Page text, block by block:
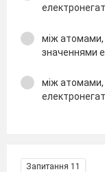
між атомами,
значеннями
між атомами,
Запитання 11